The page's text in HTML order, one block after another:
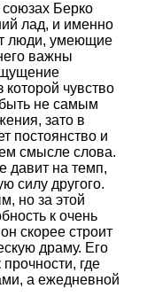
Берко
лад, и именно
люди, умеющие
важны
чувство
не самым
зато в
постоянство и
смысле слова.
давит на темп,
силу другого.
но за этой
к очень
скорее строит
драму. Его
где
а ежедневной